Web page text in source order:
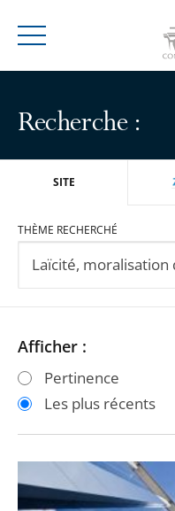
Menu
Recherche :
SITE
THÈME RECHERCHÉ
Passer
les
filtres
Passer
les
filtres
Afficher :
Pertinence
Les plus récents
contre